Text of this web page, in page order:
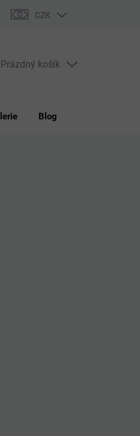
osobních údajů
CZK
Nákupní
Prázdný košík
Blog